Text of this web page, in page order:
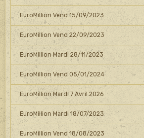
EuroMillion Vend 15/09/2023
EuroMillion Vend 22/09/2023
EuroMillion Mardi 28/11/2023
EuroMillion Vend 05/01/2024
EuroMillion Mardi 7 Avril 2026
EuroMillion Mardi 18/07/2023
EuroMillion Vend 18/08/2023